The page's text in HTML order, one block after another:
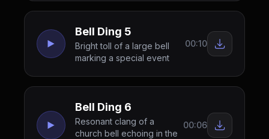
Bell Ding 5
Bright toll of a large bell
marking a special event
00:10
Bell Ding 6
Resonant clang of a
church bell echoing in the
00:06